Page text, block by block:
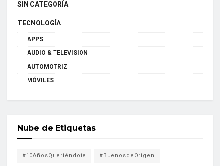
SIN CATEGORÍA
TECNOLOGÍA
APPS
AUDIO & TELEVISION
AUTOMOTRIZ
MÓVILES
Nube de Etiquetas
#10AñosQueriéndote #BuenosdeOrigen